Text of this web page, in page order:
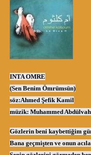
INTA OMRE
(Sen Benim Ömrümsün)
söz:Ahmed Şefik Kamil
müzik: Muhammed
Gözlerin beni kaybettiğim
Bana geçmişten ve onun